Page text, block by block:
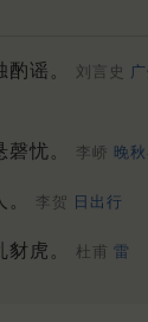
酌谣。 刘言史
磬忧。 李峤 晚
。 李贺 日出行
豺虎。 杜甫 雷